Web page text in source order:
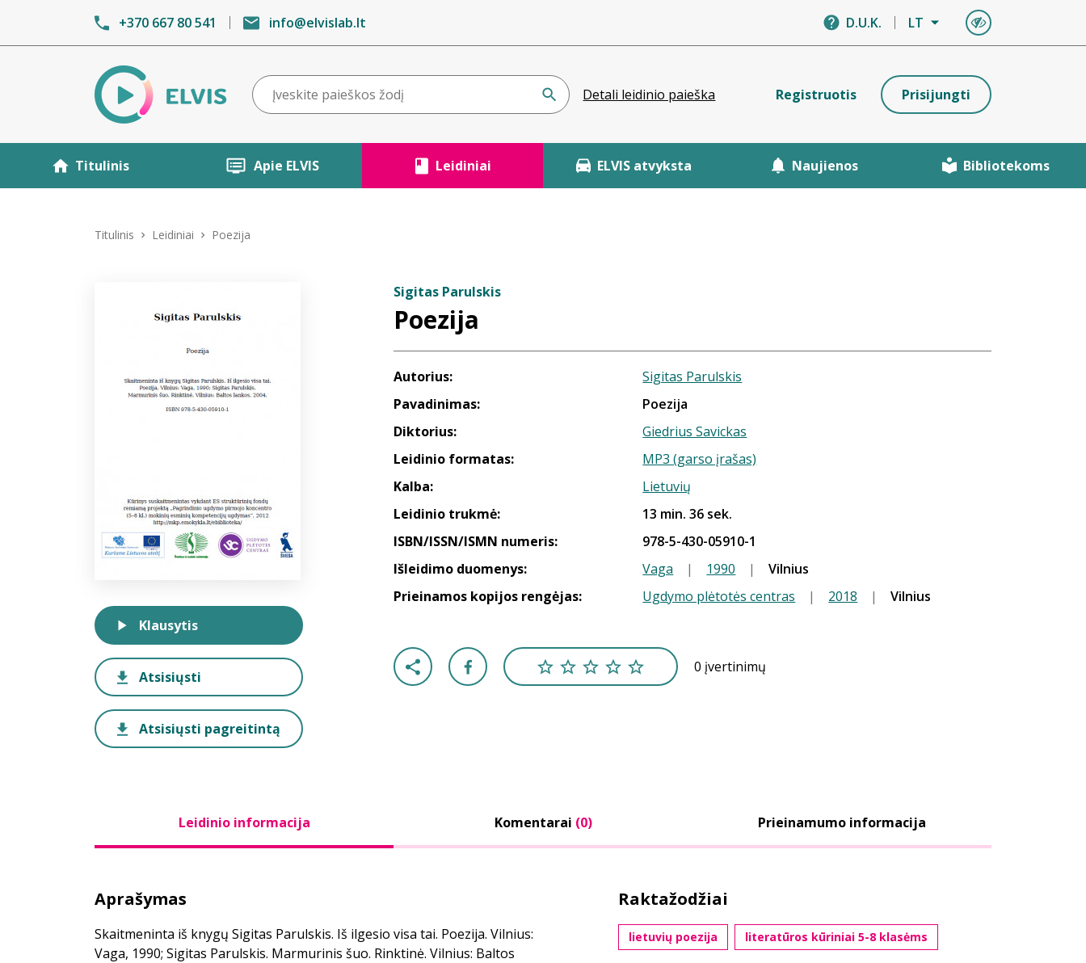
+370 667 80 541 info@elvislab.lt D.U.K. LT
Detali leidinio paieška Registruotis Prisijungti
Titulinis Apie ELVIS Leidiniai ELVIS atvyksta Naujienos Bibliotekoms
Titulinis Leidiniai Poezija
Sigitas Parulskis
Poezija
Autorius:
Sigitas Parulskis
Pavadinimas:
Poezija
Diktorius:
Giedrius Savickas
Leidinio formatas:
MP3 (garso įrašas)
Kalba:
Lietuvių
Leidinio trukmė:
13 min. 36 sek.
ISBN/ISSN/ISMN numeris:
978-5-430-05910-1
Išleidimo duomenys:
Vaga | 1990 |
Vilnius
Prieinamos kopijos rengėjas:
Ugdymo plėtotės centras | 2018 | Vilnius
0 įvertinimų
Klausytis
Atsisiųsti
Atsisiųsti pagreitintą
Leidinio informacija Komentarai (0) Prieinamumo informacija
Aprašymas
Skaitmeninta iš knygų Sigitas Parulskis. Iš ilgesio visa tai. Poezija. Vilnius:
Vaga, 1990; Sigitas Parulskis. Marmurinis šuo. Rinktinė. Vilnius: Baltos
Raktažodžiai
lietuvių poezija literatūros kūriniai 5-8 klasėms